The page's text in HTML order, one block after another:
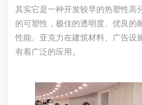
其实它是一种开发较早的热塑性高
的可塑性，极佳的透明度、优良的
性能。亚克力在建筑材料、广告设
有着广泛的应用。